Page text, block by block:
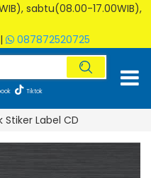
sabtu(08.00-17.00WIB),
| 087872520725
Tiktok
Stiker Label CD